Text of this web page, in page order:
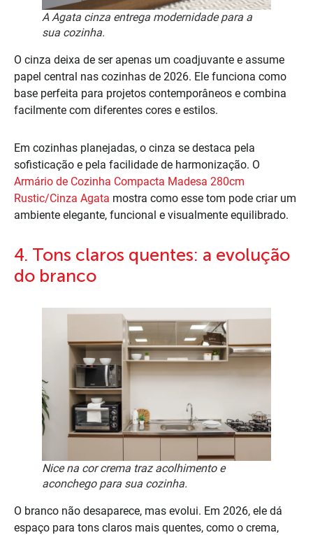
A Agata cinza entrega modernidade para a
sua cozinha.
O cinza deixa de ser apenas um coadjuvante e assume
papel central nas cozinhas de 2026. Ele funciona como
base perfeita para projetos contemporâneos e combina
facilmente com diferentes cores e estilos.
Em cozinhas planejadas, o cinza se destaca pela
sofisticação e pela facilidade de harmonização. O
Armário de Cozinha Compacta Madesa 280cm
Rustic/Cinza Agata mostra como esse tom pode criar um
ambiente elegante, funcional e visualmente equilibrado.
4. Tons claros quentes: a evolução
do branco
Nice na cor crema traz acolhimento e
aconchego para sua cozinha.
O branco não desaparece, mas evolui. Em 2026, ele dá
espaço para tons claros mais quentes, como o crema,